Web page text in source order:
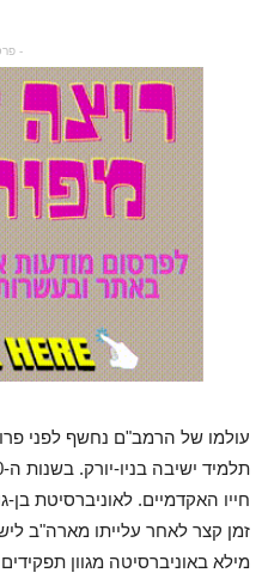
-
עולמו של הרמב"ם נחשף לפני
זמן קצר לאחר עלייתו מארה"ב
מילא באוניברסיטה מגוון